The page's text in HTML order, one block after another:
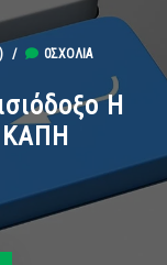
/ 0ΣΧΌΛΙΑ
Η